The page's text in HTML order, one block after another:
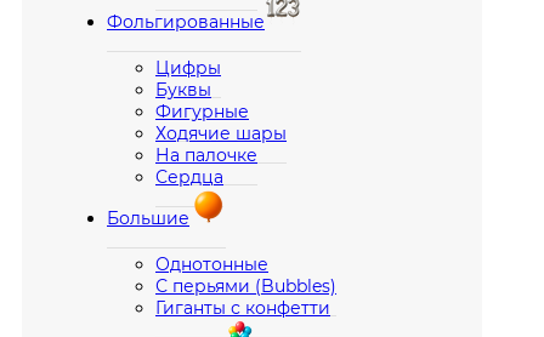
Фольгированные
Цифры
Буквы
Фигурные
Ходячие шары
На палочке
Сердца
Большие
Однотонные
С перьями (Bubbles)
Гиганты с конфетти